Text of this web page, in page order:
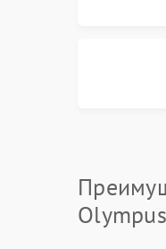
Olympus